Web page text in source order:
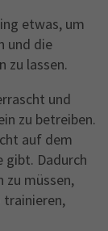
etwas, um
und die
zu lassen.
und
zu betreiben.
auf dem
gibt. Dadurch
zu müssen,
trainieren,